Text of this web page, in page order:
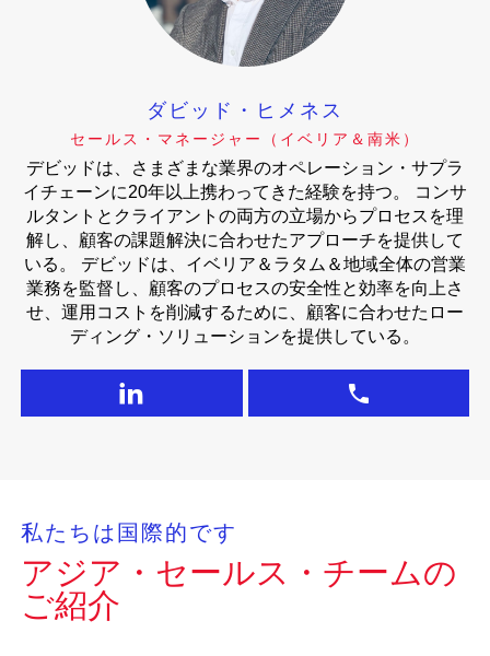
ダビッド・ヒメネス
セールス・マネージャー（イベリア＆南米）
デビッドは、さまざまな業界のオペレーション・サプラ
イチェーンに20年以上携わってきた経験を持つ。 コンサ
ルタントとクライアントの両方の立場からプロセスを理
解し、顧客の課題解決に合わせたアプローチを提供して
いる。 デビッドは、イベリア＆ラタム＆地域全体の営業
業務を監督し、顧客のプロセスの安全性と効率を向上さ
せ、運用コストを削減するために、顧客に合わせたロー
ディング・ソリューションを提供している。
私たちは国際的です
アジア・セールス・チームの
ご紹介